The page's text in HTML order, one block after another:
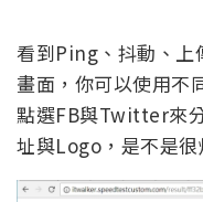
看到Ping、抖動、上
畫面，你可以使用不
點選FB與Twitter來
址與Logo，是不是很